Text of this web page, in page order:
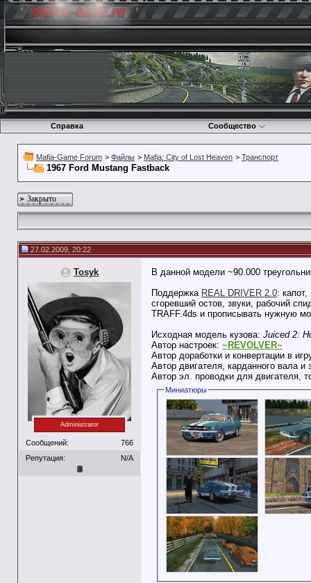
Справка Сообщество
Mafia-Game Forum > Файлы > Mafia: City of Lost Heaven > Транспорт
1967 Ford Mustang Fastback
Закрыто
27.02.2009, 20:22
Tosyk
Administrator
Сообщений:
766
Репутация:
N/A
В данной модели ~90.000
Поддержка REAL DRIVER 2.0:
сгоревший остов, звуки, рабочий
TRAFF.4ds и прописывать нужную
Исходная модель кузова: Juiced 2:
Автор настроек: ~REVOLVER~
Автор доработки и конвертации в
Автор двигателя, карданного вала и
Автор эл. проводки для двигателя,
Миниатюры